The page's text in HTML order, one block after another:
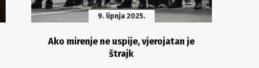
9. lipnja 2025.
Ako mirenje ne uspije, vjerojatan je
štrajk